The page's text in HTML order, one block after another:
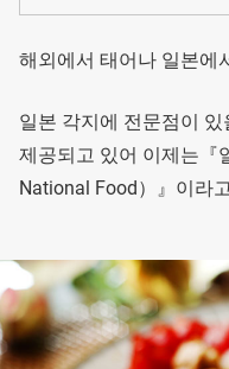
해외에서 태어나 일본에
일본 각지에 전문점이
제공되고 있어 이제는『
National Food）』이라